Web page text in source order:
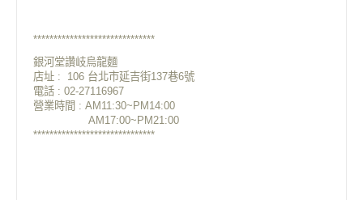
******************************
銀河堂讚岐烏龍麵
店址 : 106 台北市延吉街137巷6號
電話 : 02-27116967
營業時間 : AM11:30~PM14:00
AM17:00~PM21:00
******************************